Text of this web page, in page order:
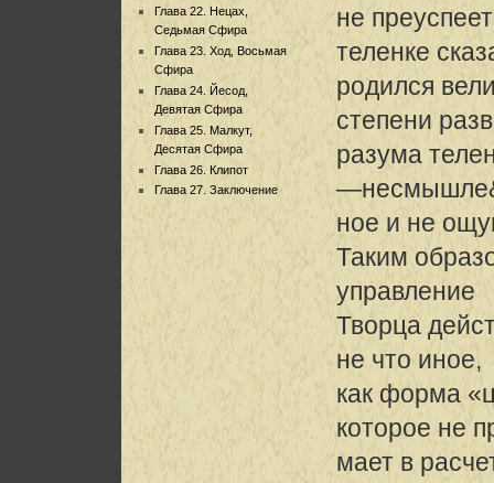
Глава 22. Нецах,
Седьмая Сфира
Глава 23. Ход, Восьмая
Сфира
Глава 24. Йесод,
Девятая Сфира
Глава 25. Малкут,
Десятая Сфира
Глава 26. Клипот
Глава 27. Заключение
не
теленке
родился
степени
разума
ное и не
Таким
управление
Творца
не что иное,
как форма
которое не
мает в